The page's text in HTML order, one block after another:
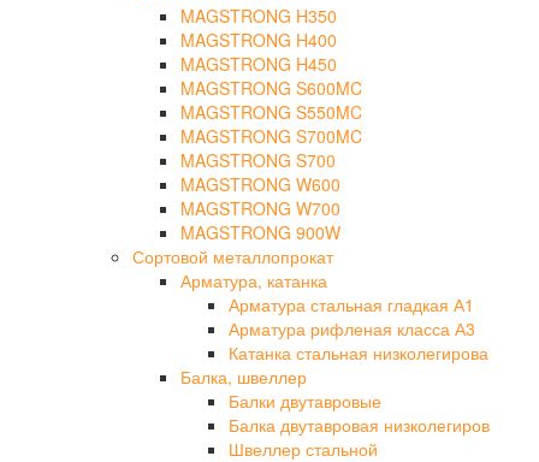
MAGSTRONG H350
MAGSTRONG H400
MAGSTRONG H450
MAGSTRONG S600MC
MAGSTRONG S550MC
MAGSTRONG S700MC
MAGSTRONG S700
MAGSTRONG W600
MAGSTRONG W700
MAGSTRONG 900W
Сортовой металлопрокат
Арматура, катанка
Арматура стальная гладкая А1
Арматура рифленая класса А3
Катанка стальная низколегирова
Балка, швеллер
Балки двутавровые
Балка двутавровая низколегиров
Швеллер стальной